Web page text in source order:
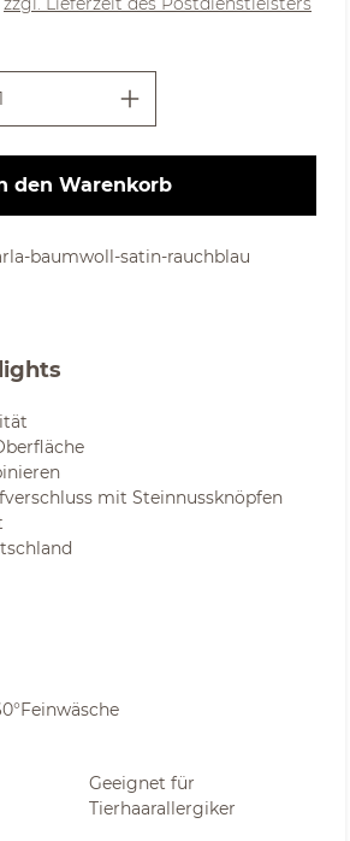
den Warenkorb
baumwoll-satin-rauchblau
mit Steinnussknöpfen
Geeignet für
Tierhaarallergiker